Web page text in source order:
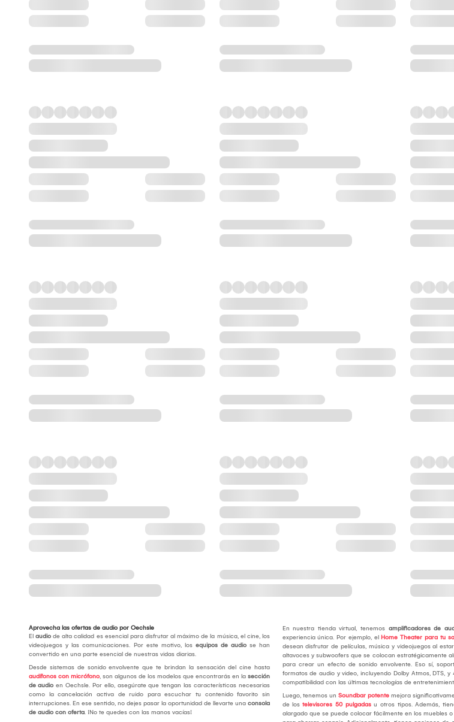
Aprovecha las ofertas de audio por Oechsle
El audio de alta calidad es esencial para disfrutar al máximo de la música, el cine, los
videojuegos y las comunicaciones. Por este motivo, los equipos de audio se han
convertido en una parte esencial de nuestras vidas diarias.
Desde sistemas de sonido envolvente que te brindan la sensación del cine hasta
audífonos con micrófono, son algunos de los modelos que encontrarás en la sección
de audio en Oechsle. Por ello, asegúrate que tengan las características necesarias
como la cancelación activa de ruido para escuchar tu contenido favorito sin
interrupciones. En ese sentido, no dejes pasar la oportunidad de llevarte una consola
de audio con oferta. ¡No te quedes con las manos vacías!
En nuestra tienda virtual, tenemos amplificadores de
experiencia única. Por ejemplo, el Home Theater para tu
desean disfrutar de películas, música y videojuegos al
altavoces y subwoofers que se colocan estratégicamente
para crear un efecto de sonido envolvente. Eso sí,
formatos de audio y video, incluyendo Dolby Atmos, DTS, y
compatibilidad con las últimas tecnologías de
Luego, tenemos un Soundbar potentemejora
de lostelevisores 50 pulgadasu otros tipos. Además,
alargado que se puede colocar fácilmente en los muebles